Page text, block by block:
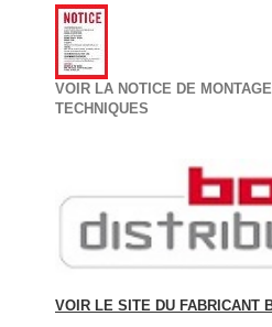
VOIR LA NOTICE DE
TECHNIQUES
VOIR LE SITE DU FABRICANT